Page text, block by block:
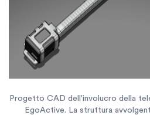
Progetto CAD dell'involucro della
EgoActive. La struttura